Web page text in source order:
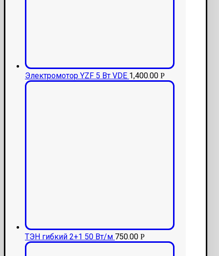
Электромотор YZF 5 Вт VDE 1,400.00 Р
ТЭН гибкий 2+1 50 Вт/м 750.00 Р